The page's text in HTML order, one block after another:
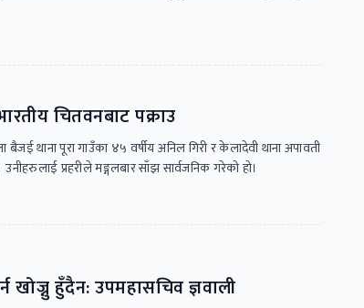
चितवनबाट पक्राउ
बैजई थाना पूरा गाउँका ४५ वर्षीय अनिल गिरी र केलादेवी थाना अपावती
प्रहरीले मङ्गलबार साँझ सार्वजनिक गरेको हो।
खोज्नु हुँदैन: उपमहासचिव ज्ञवाली